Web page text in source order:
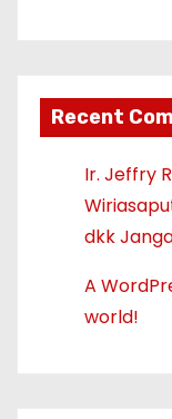
Recent
Ir. Jeffry
dkk
A
world!